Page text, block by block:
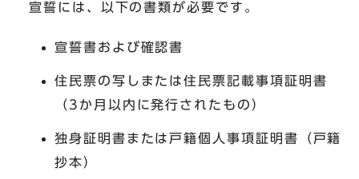
宣誓には、以下の書類が必要です。
宣誓書および確認書
住民票の写しまたは住民票記載事項証明書
（3か月以内に発行されたもの）
独身証明書または戸籍個人事項証明書（戸籍
抄本）